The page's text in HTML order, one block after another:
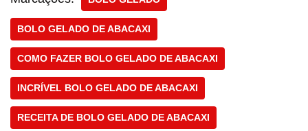
BOLO GELADO DE ABACAXI
COMO FAZER BOLO GELADO DE ABACAXI
INCRÍVEL BOLO GELADO DE ABACAXI
RECEITA DE BOLO GELADO DE ABACAXI